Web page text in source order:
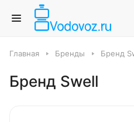
Главная Бренды Бренд
Бренд Swell